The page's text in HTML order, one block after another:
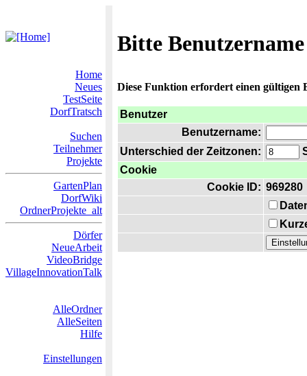
Bitte
Home
Neues
TestSeite
DorfTratsch
Suchen
Teilnehmer
Projekte
GartenPlan
DorfWiki
OrdnerProjekte_alt
Dörfer
NeueArbeit
VideoBridge
VillageInnovationTalk
AlleOrdner
AlleSeiten
Hilfe
Einstellungen
Diese Funktion erfordert einen gültigen
Benutzer
Benutzername:
Unterschied der Zeitzonen:
Cookie
Cookie ID: 969280